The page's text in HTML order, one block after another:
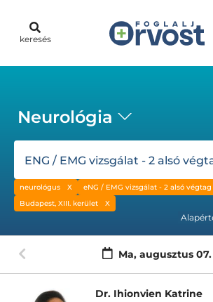
keresés
Neurológia
ENG / EMG vizsgálat - 2 alsó
neurológus
eNG / EMG vizsgálat - 2 alsó végtag
Budapest, XIII. kerület
Ma, augusztus 07.
Dr. Ihionvien Katrine